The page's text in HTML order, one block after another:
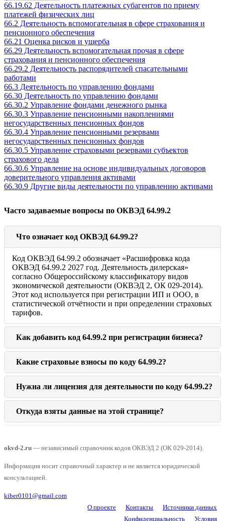
66.19.62 Деятельность платежных субагентов по приему
платежей физических лиц
66.2 Деятельность вспомогательная в сфере страхования и
пенсионного обеспечения
66.21 Оценка рисков и ущерба
66.29 Деятельность вспомогательная прочая в сфере
страхования и пенсионного обеспечения
66.29.2 Деятельность распорядителей спасательными
работами
66.3 Деятельность по управлению фондами
66.30 Деятельность по управлению фондами
66.30.2 Управление фондами денежного рынка
66.30.3 Управление пенсионными накоплениями
негосударственных пенсионных фондов
66.30.4 Управление пенсионными резервами
негосударственных пенсионных фондов
66.30.5 Управление страховыми резервами субъектов
страхового дела
66.30.6 Управление на основе индивидуальных договоров
доверительного управления активами
66.30.9 Другие виды деятельности по управлению активами
Часто задаваемые вопросы по ОКВЭД 64.99.2
Что означает код ОКВЭД 64.99.2?
Код ОКВЭД 64.99.2 обозначает «Расшифровка кода
ОКВЭД 64.99.2 2027 год. Деятельность дилерская»
согласно Общероссийскому классификатору видов
экономической деятельности (ОКВЭД 2, ОК 029-2014).
Этот код используется при регистрации ИП и ООО, в
статистической отчётности и при определении страховых
тарифов.
Как добавить код 64.99.2 при регистрации бизнеса?
Какие страховые взносы по коду 64.99.2?
Нужна ли лицензия для деятельности по коду 64.99.2?
Откуда взяты данные на этой странице?
okvd-2.ru — независимый справочник кодов ОКВЭД 2 (ОК 029-2014).
Информация носит справочный характер и не является юридической
консультацией.
kiber0101@gmail.com
О проекте
Контакты
Источники данных
Конфиденциальность
Условия